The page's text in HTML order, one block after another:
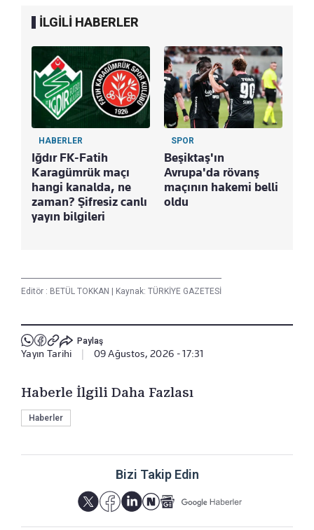
İLGİLİ HABERLER
HABERLER
Iğdır FK-Fatih
Karagümrük maçı
hangi kanalda, ne
zaman? Şifresiz canlı
yayın bilgileri
SPOR
Beşiktaş'ın
Avrupa'da rövanş
maçının hakemi belli
oldu
Editör : BETÜL TOKKAN | Kaynak: TÜRKİYE GAZETESİ
Paylaş
Yayın Tarihi 09 Ağustos, 2026 - 17:31
Haberle İlgili Daha Fazlası
Haberler
Bizi Takip Edin